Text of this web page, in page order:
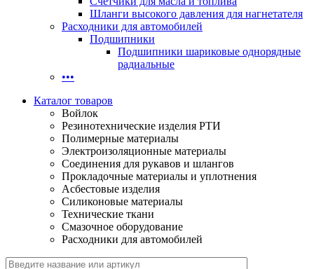
Шланги высокого давления для нагнетателя
Расходники для автомобилей
Подшипники
Подшипники шариковые однорядные
радиальные
•••
Каталог товаров
Войлок
Резинотехнические изделия РТИ
Полимерные материалы
Электроизоляционные материалы
Соединения для рукавов и шлангов
Прокладочные материалы и уплотнения
Асбестовые изделия
Силиконовые материалы
Технические ткани
Смазочное оборудование
Расходники для автомобилей